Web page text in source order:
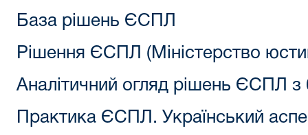
База рішень ЄСПЛ
Рішення ЄСПЛ (Міністерство
Аналітичний огляд рішень ЄСПЛ з
Практика ЄСПЛ. Український